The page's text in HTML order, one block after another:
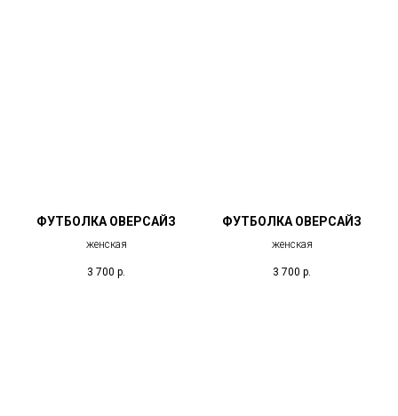
ФУТБОЛКА ОВЕРСАЙЗ
женская
3 700 р.
ФУТБОЛКА ОВЕРСАЙЗ
женская
3 700 р.